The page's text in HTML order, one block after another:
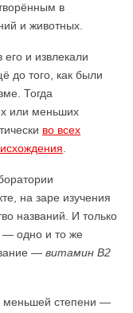
в
и животных.
и извлекали
до того, как были
Тогда
или меньших
во всех
на заре изучения
названий. И только
— одно и то же
— витамин В2
меньшей степени —